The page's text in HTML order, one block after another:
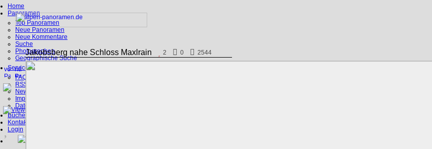
Home
Panoramen
Top Panoramen
Neue Panoramen
Neue Kommentare
Suche
Photographen
Geographische Suche
Service
FAQ
RSS, Google Earth
News
Impressum
Datenschutz
Bücher
Kontakt
Login
Jakobsberg nahe Schloss Maxlrain 2 0 2544